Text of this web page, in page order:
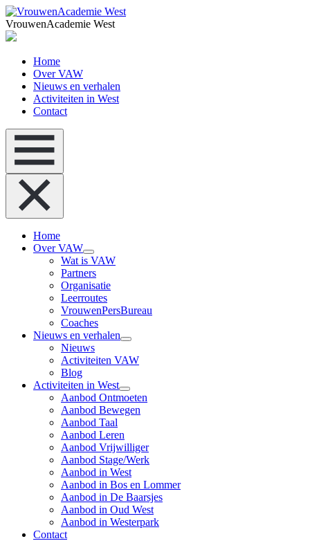
VrouwenAcademie West
Home
Over VAW
Nieuws en verhalen
Activiteiten in West
Contact
Home
Over VAW
Wat is VAW
Partners
Organisatie
Leerroutes
VrouwenPersBureau
Coaches
Nieuws en verhalen
Nieuws
Activiteiten VAW
Blog
Activiteiten in West
Aanbod Ontmoeten
Aanbod Bewegen
Aanbod Taal
Aanbod Leren
Aanbod Vrijwilliger
Aanbod Stage/Werk
Aanbod in West
Aanbod in Bos en Lommer
Aanbod in De Baarsjes
Aanbod in Oud West
Aanbod in Westerpark
Contact